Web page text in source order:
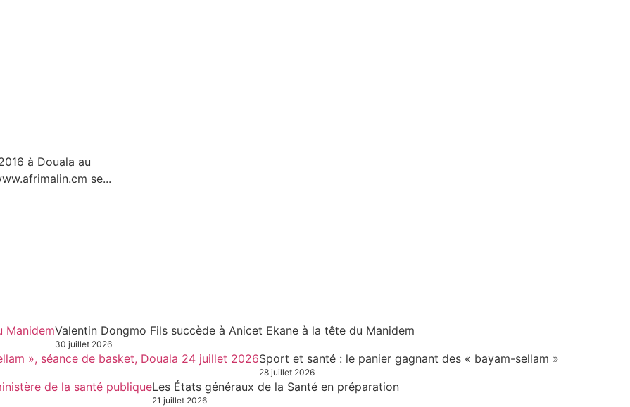
à Douala au
se...
Valentin Dongmo Fils succède à Anicet Ekane à la tête du Manidem
30 juillet 2026
Sport et santé : le panier gagnant des « bayam-sellam »
28 juillet 2026
Les États généraux de la Santé en préparation
21 juillet 2026